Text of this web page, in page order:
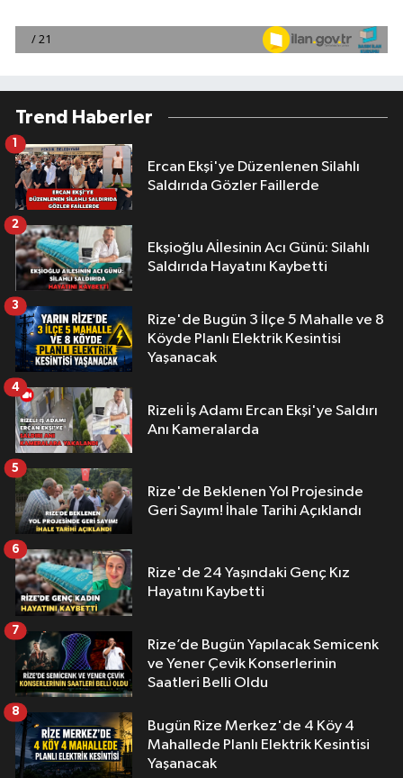
Trend Haberler
Ercan Ekşi'ye Düzenlenen Silahlı
Saldırıda Gözler Faillerde
1
Ekşioğlu Aİlesinin Acı Günü: Silahlı
Saldırıda Hayatını Kaybetti
2
Rize'de Bugün 3 İlçe 5 Mahalle ve 8
Köyde Planlı Elektrik Kesintisi
Yaşanacak
3
Rizeli İş Adamı Ercan Ekşi'ye Saldırı
Anı Kameralarda
4
Rize'de Beklenen Yol Projesinde
Geri Sayım! İhale Tarihi Açıklandı
5
Rize'de 24 Yaşındaki Genç Kız
Hayatını Kaybetti
6
Rize’de Bugün Yapılacak Semicenk
ve Yener Çevik Konserlerinin
Saatleri Belli Oldu
7
Bugün Rize Merkez'de 4 Köy 4
Mahallede Planlı Elektrik Kesintisi
Yaşanacak
8